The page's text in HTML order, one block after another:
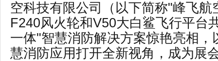
空科技有限公司（以下简称"峰飞航
F240风火轮和V50大白鲨飞行平台
一体"智慧消防解决方案惊艳亮相，
慧消防应用打开全新视角，成为展